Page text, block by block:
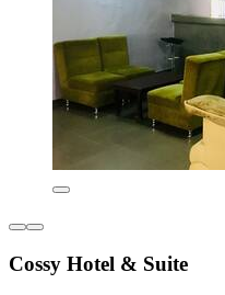
Cossy Hotel & Suite